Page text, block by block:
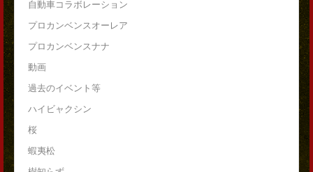
自動車コラボレーション
プロカンベンスオーレア
プロカンベンスナナ
動画
過去のイベント等
ハイビャクシン
桜
蝦夷松